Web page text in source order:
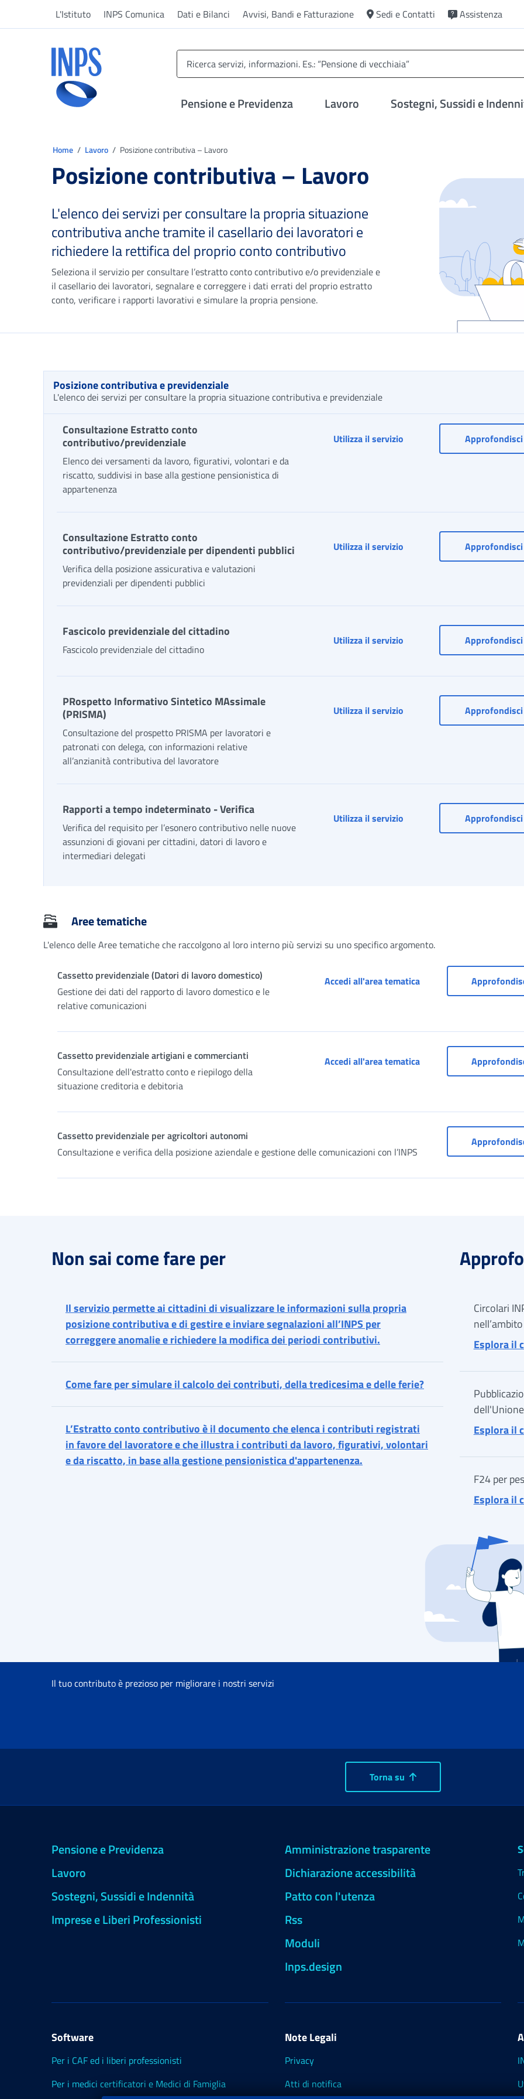
L'Istituto INPS Comunica Dati e Bilanci Avvisi, Bandi e Fatturazione Sedi e Contatti Assistenza
Pensione e Previdenza Lavoro Sostegni, Sussidi e
Home Lavoro Posizione contributiva – Lavoro
Posizione contributiva – Lavoro
L'elenco dei servizi per consultare la propria situazione
contributiva anche tramite il casellario dei lavoratori e
richiedere la rettifica del proprio conto contributivo
Seleziona il servizio per consultare l’estratto conto contributivo e/o previdenziale e
il casellario dei lavoratori, segnalare e correggere i dati errati del proprio estratto
conto, verificare i rapporti lavorativi e simulare la propria pensione.
Posizione contributiva e previdenziale
L'elenco dei servizi per consultare la propria situazione contributiva e previdenziale
Consultazione Estratto conto
contributivo/previdenziale
Elenco dei versamenti da lavoro, figurativi, volontari e da
riscatto, suddivisi in base alla gestione pensionistica di
appartenenza
Utilizza il servizio Approfondisci
Consultazione Estratto conto
contributivo/previdenziale per dipendenti pubblici
Verifica della posizione assicurativa e valutazioni
previdenziali per dipendenti pubblici
Utilizza il servizioConsultazione Estratto
Approfondisci
Fascicolo previdenziale del cittadino
Fascicolo previdenziale del cittadino
Utilizza il servizioFascicolo previdenziale del
Approfondisci
PRospetto Informativo Sintetico MAssimale
(PRISMA)
Consultazione del prospetto PRISMA per lavoratori e
patronati con delega, con informazioni relative
all’anzianità contributiva del lavoratore
Utilizza il servizioPRospetto InformativoApprofondisci
Rapporti a tempo indeterminato - Verifica
Verifica del requisito per l’esonero contributivo nelle nuove
assunzioni di giovani per cittadini, datori di lavoro e
intermediari delegati
Utilizza il servizioRapporti a tempoApprofondisci
Aree tematiche
L'elenco delle Aree tematiche che raccolgono al loro interno più servizi su uno specifico argomento.
Cassetto previdenziale (Datori di lavoro domestico)
Gestione dei dati del rapporto di lavoro domestico e le
relative comunicazioni
Accedi all'area tematicaCassetto previdenziale
Cassetto previdenziale artigiani e commercianti
Consultazione dell'estratto conto e riepilogo della
situazione creditoria e debitoria
Accedi all'area tematicaCassetto previdenziale
Cassetto previdenziale per agricoltori autonomi
Consultazione e verifica della posizione aziendale e gestione delle comunicazioni con l’INPS
Non sai come fare per
Il servizio permette ai cittadini di visualizzare le informazioni sulla propria
posizione contributiva e di gestire e inviare segnalazioni all’INPS per
correggere anomalie e richiedere la modifica dei periodi contributivi.
Come fare per simulare il calcolo dei contributi, della tredicesima e delle ferie?
L’Estratto conto contributivo è il documento che elenca i contributi registrati
in favore del lavoratore e che illustra i contributi da lavoro, figurativi, volontari
e da riscatto, in base alla gestione pensionistica d'appartenenza.
Circolari
Esplora il
Esplora il
F24 per
Esplora il
Il tuo contributo è prezioso per migliorare i nostri servizi
Torna su
Pensione e Previdenza
Lavoro
Sostegni, Sussidi e Indennità
Imprese e Liberi Professionisti
Amministrazione trasparente
Dichiarazione accessibilità
Patto con l'utenza
Rss
Moduli
Inps.design
Software
Per i CAF ed i liberi professionisti
Per i medici certificatori e Medici di Famiglia
Note Legali
Privacy
Atti di notifica